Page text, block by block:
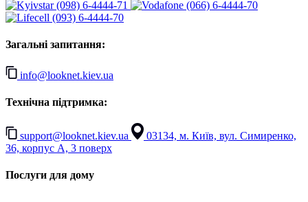
(098) 6-4444-71
(066) 6-4444-70
(093) 6-4444-70
Загальні запитання:
info@looknet.kiev.ua
Технічна підтримка:
support@looknet.kiev.ua
03134, м. Київ, вул. Симиренко,
36, корпус А, 3 поверх
Послуги для дому